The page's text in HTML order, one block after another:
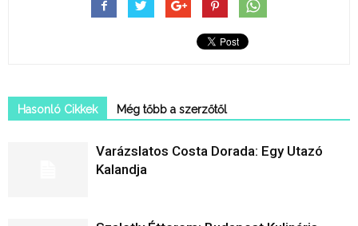
Hasonló Cikkek Még tőbb a szerzőtől
Varázslatos Costa Dorada: Egy Utazó
Kalandja